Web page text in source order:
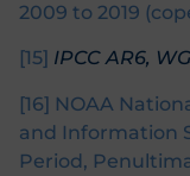
2009 to 2019
[15] IPCC AR6,
[16] NOAA
and Information
Period,